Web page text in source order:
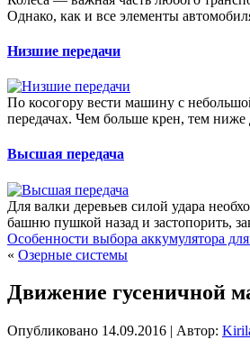
Однако, как и все элементы
Низшие передачи
По косогору вести машину с
передачах. Чем больше крен, тем
Высшая передача
Для валки деревьев силой удара
башню пушкой назад и застопорить,
Особенности выбора аккумулятора
« Озерные системы
Движение гусеничной
Опубликовано 14.09.2016 | Автор: